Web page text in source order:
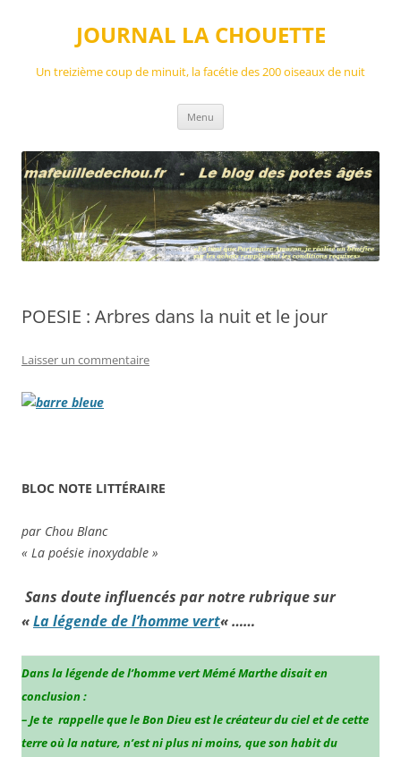
JOURNAL LA CHOUETTE
Un treizième coup de minuit, la facétie des 200 oiseaux de nuit
Menu
POESIE : Arbres dans la nuit et le jour
Laisser un commentaire
BLOC NOTE LITTÉRAIRE
par Chou Blanc
« La poésie inoxydable »
Sans doute influencés par notre rubrique sur
«La légende de l’homme vert« ……
Dans la légende de l’homme vert Mémé Marthe disait en
conclusion :
– Je te rappelle que le Bon Dieu est le créateur du ciel et de cette
terre où la nature, n’est ni plus ni moins, que son habit du